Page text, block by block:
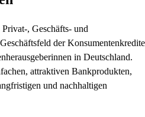
, Geschäfts- und
der Konsumentenkredite
in Deutschland.
attraktiven Bankprodukten,
und nachhaltigen